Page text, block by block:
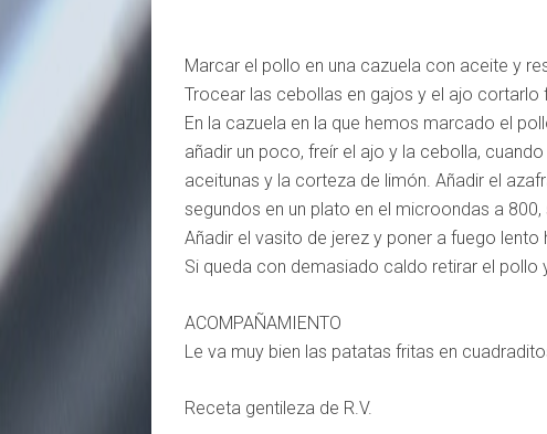
Marcar el pollo en una cazuela con aceite y
Trocear las cebollas en gajos y el ajo cortarlo
En la cazuela en la que hemos marcado el
añadir un poco, freír el ajo y la cebolla,
aceitunas y la corteza de limón. Añadir el
segundos en un plato en el microondas a
Añadir el vasito de jerez y poner a fuego lento
Si queda con demasiado caldo retirar el pollo
ACOMPAÑAMIENTO
Le va muy bien las patatas fritas en
Receta gentileza de R.V.